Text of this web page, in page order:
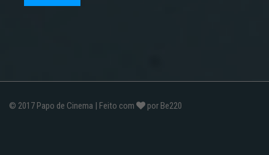
© 2017 Papo de Cinema | Feito com por Be220